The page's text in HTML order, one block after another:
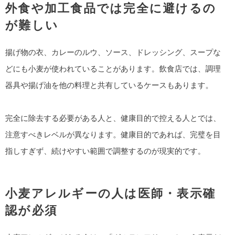
外食や加工食品では完全に避けるの
が難しい
揚げ物の衣、カレーのルウ、ソース、ドレッシング、スープな
どにも小麦が使われていることがあります。飲食店では、調理
器具や揚げ油を他の料理と共有しているケースもあります。
完全に除去する必要がある人と、健康目的で控える人とでは、
注意すべきレベルが異なります。健康目的であれば、完璧を目
指しすぎず、続けやすい範囲で調整するのが現実的です。
小麦アレルギーの人は医師・表示確
認が必須